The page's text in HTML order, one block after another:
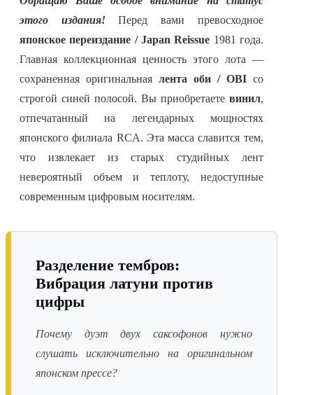
этого издания!Перед вами превосходное
японское переиздание / Japan Reissue 1981 года.
Главная коллекционная ценность этого лота —
сохраненная оригинальная лента оби / OBIсо
строгой синей полосой. Вы приобретаете винил,
отпечатанный на легендарных мощностях
японского филиала RCA. Эта масса славится тем,
что извлекает из старых студийных лент
невероятный объем и теплоту, недоступные
современным цифровым носителям.
Разделение тембров:
Вибрация латуни против
цифры
Почему дуэт двух саксофонов нужно
слушать исключительно на оригинальном
японском прессе?